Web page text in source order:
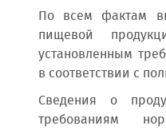
По всем фактам
пищевой
установленным
в соответствии с
Сведения о
требованиям